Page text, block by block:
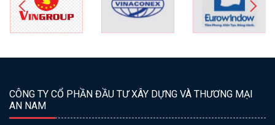
CÔNG TY CỔ PHẦN ĐẦU TƯ XÂY DỰNG VÀ THƯƠNG MẠI
AN NAM